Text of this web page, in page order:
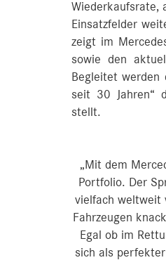
Wiederkaufsrate,
Einsatzfelder
zeigt im
sowie den
Begleitet werden
seit 30 Jahren“
stellt.
„Mit dem
Portfolio. Der
vielfach weltweit
Fahrzeugen
Egal ob im
sich als